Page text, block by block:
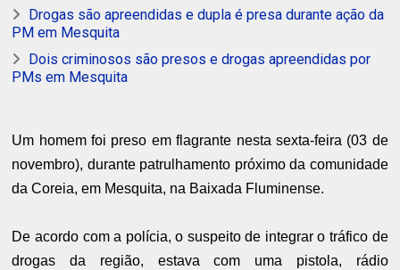
Drogas são apreendidas e dupla é presa durante ação da
PM em Mesquita
Dois criminosos são presos e drogas apreendidas por
PMs em Mesquita
Um homem foi preso em flagrante nesta sexta-feira (03 de
novembro), durante patrulhamento próximo da comunidade
da Coreia, em Mesquita, na Baixada Fluminense.
De acordo com a polícia, o suspeito de integrar o tráfico de
drogas da região, estava com uma pistola, rádio